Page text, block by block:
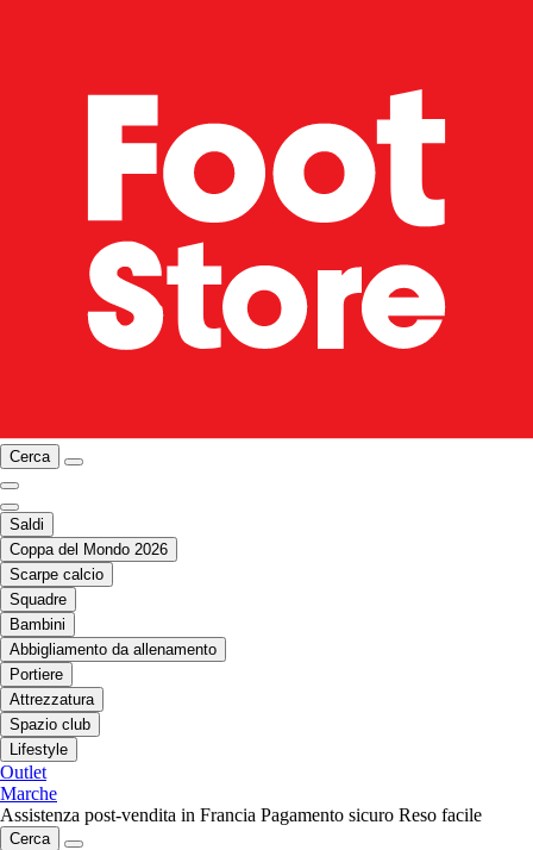
Cerca
Saldi
Coppa del Mondo 2026
Scarpe calcio
Squadre
Bambini
Abbigliamento da allenamento
Portiere
Attrezzatura
Spazio club
Lifestyle
Outlet
Marche
Assistenza post-vendita in Francia Pagamento sicuro Reso facile
Cerca